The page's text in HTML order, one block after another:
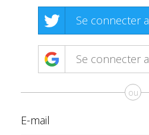
Se connecter
Se connecter
ou
E-mail